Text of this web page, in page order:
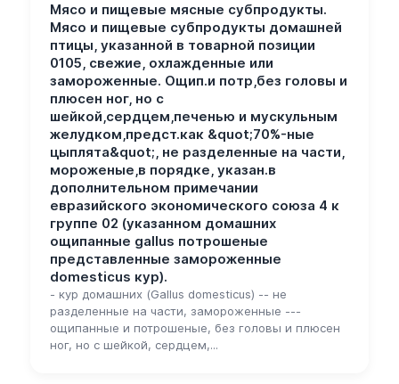
Мясо и пищевые мясные субпродукты.
Мясо и пищевые субпродукты домашней
птицы, указанной в товарной позиции
0105, свежие, охлажденные или
замороженные. Ощип.и потр,без головы и
плюсен ног, но с
шейкой,сердцем,печенью и мускульным
желудком,предст.как &quot;70%-ные
цыплята&quot;, не разделенные на части,
мороженые,в порядке, указан.в
дополнительном примечании
евразийского экономического союза 4 к
группе 02 (указанном домашних
ощипанные gallus потрошеные
представленные замороженные
domesticus кур).
- кур домашних (Gallus domesticus) -- не
разделенные на части, замороженные ---
ощипанные и потрошеные, без головы и плюсен
ног, но с шейкой, сердцем,...